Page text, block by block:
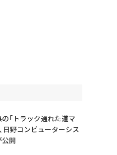
「トラック通れた道マ
日野コンピューターシス
公開